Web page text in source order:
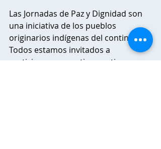
Las Jornadas de Paz y Dignidad son
una iniciativa de los pueblos
originarios indígenas del continente.
Todos estamos invitados a
participar, compartir y continuar